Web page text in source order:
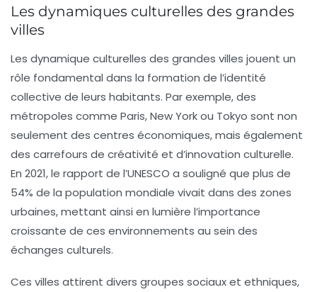
Les dynamiques culturelles des grandes
villes
Les dynamique culturelles des grandes villes jouent un
rôle fondamental dans la formation de l’identité
collective de leurs habitants. Par exemple, des
métropoles comme Paris, New York ou Tokyo sont non
seulement des centres économiques, mais également
des carrefours de créativité et d’innovation culturelle.
En 2021, le rapport de l’UNESCO a souligné que plus de
54% de la population mondiale vivait dans des zones
urbaines, mettant ainsi en lumière l’importance
croissante de ces environnements au sein des
échanges culturels.
Ces villes attirent divers groupes sociaux et ethniques,